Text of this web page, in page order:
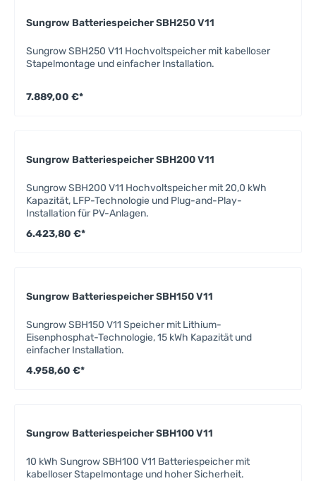
Sungrow Batteriespeicher SBH250 V11
Sungrow SBH250 V11 Hochvoltspeicher mit kabelloser
Stapelmontage und einfacher Installation.
7.889,00 €*
Sungrow Batteriespeicher SBH200 V11
Sungrow SBH200 V11 Hochvoltspeicher mit 20,0 kWh
Kapazität, LFP-Technologie und Plug-and-Play-
Installation für PV-Anlagen.
6.423,80 €*
Sungrow Batteriespeicher SBH150 V11
Sungrow SBH150 V11 Speicher mit Lithium-
Eisenphosphat-Technologie, 15 kWh Kapazität und
einfacher Installation.
4.958,60 €*
Sungrow Batteriespeicher SBH100 V11
10 kWh Sungrow SBH100 V11 Batteriespeicher mit
kabelloser Stapelmontage und hoher Sicherheit.